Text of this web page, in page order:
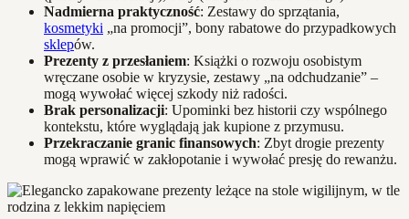
Nadmierna praktyczność: Zestawy do sprzątania,
kosmetyki „na promocji”, bony rabatowe do przypadkowych
sklepów.
Prezenty z przesłaniem: Książki o rozwoju osobistym
wręczane osobie w kryzysie, zestawy „na odchudzanie” –
mogą wywołać więcej szkody niż radości.
Brak personalizacji: Upominki bez historii czy wspólnego
kontekstu, które wyglądają jak kupione z przymusu.
Przekraczanie granic finansowych: Zbyt drogie prezenty
mogą wprawić w zakłopotanie i wywołać presję do rewanżu.